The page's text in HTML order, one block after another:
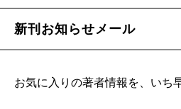
新刊お知らせメール
お気に入りの著者情報を、いち